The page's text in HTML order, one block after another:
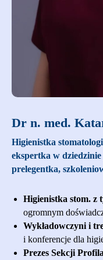
​Dr n. med.
Higienistka
ekspertka w
prelegentka,
Higienistka stom. z
ogromnym
Wykładowczyni i
i konferencje dla
Prezes Sekcji